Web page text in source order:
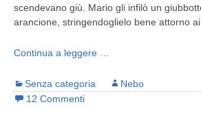
scendevano giù. Mario gli infilò un
arancione, stringendoglielo bene attorno ai
Continua a leggere …
Senza categoria
Nebo
12 Commenti